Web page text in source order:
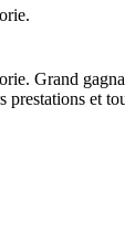
Grand
et